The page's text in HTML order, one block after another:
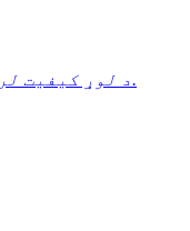
AB PLC د لوړ کیفیت لرونکي محصولات دي.